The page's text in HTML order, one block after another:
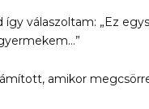
válaszoltam: „Ez
amikor